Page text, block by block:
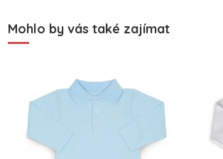
Mohlo by vás také zajímat